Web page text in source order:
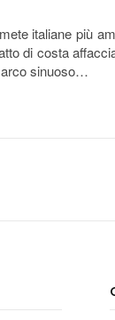
italiane più
di costa
arco sinuoso…